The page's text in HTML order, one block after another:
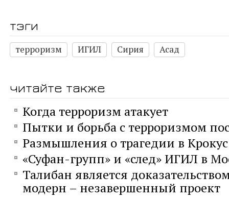
тэги
терроризм ИГИЛ Сирия Асад
читайте также
Когда терроризм атакует
Пытки и борьба с терроризмом
Размышления о трагедии в
«Суфан-групп» и «след» ИГИЛ в
Талибан является
модерн – незавершенный проект